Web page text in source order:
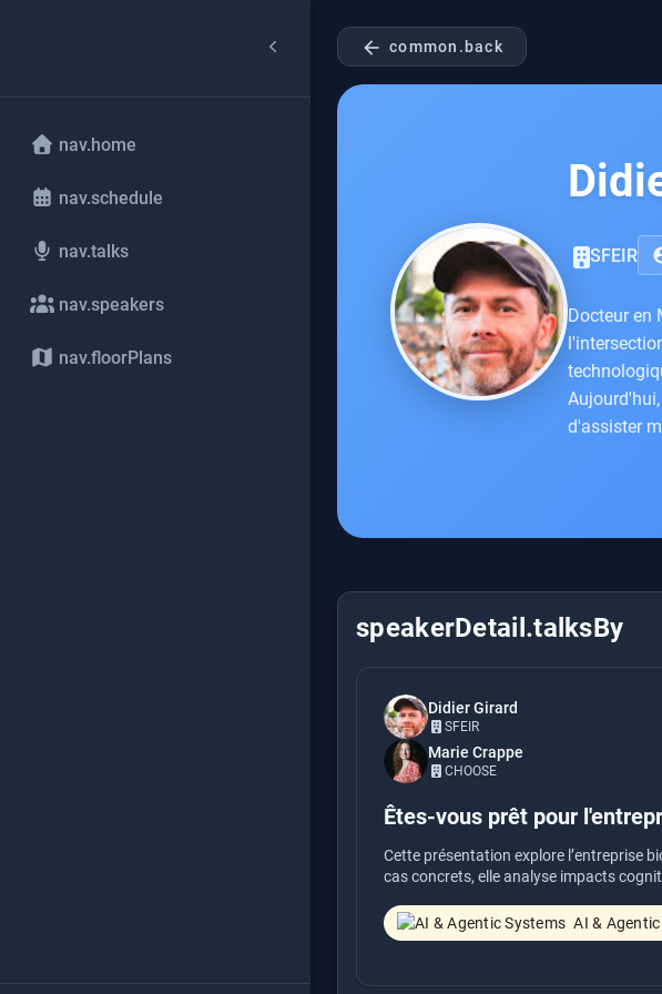
nav.home
nav.schedule
nav.talks
nav.speakers
nav.floorPlans
arrow_back common.back
SFEIR
Docteur en
d'assister
speakerDetail.talksBy
Didier Girard
SFEIR
Marie Crappe
CHOOSE
Êtes-vous prêt pour
Cette présentation explore l’entreprise
cas concrets, elle analyse impacts
AI &